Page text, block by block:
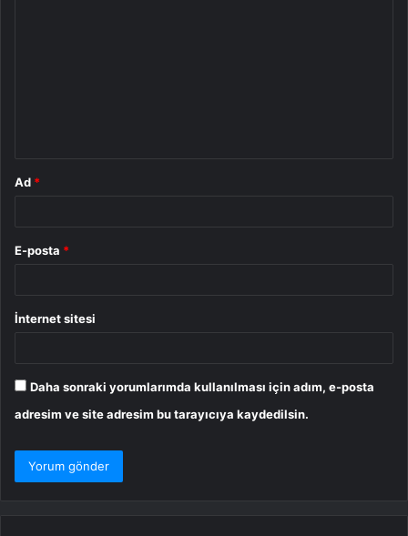
Ad *
E-posta *
İnternet sitesi
Daha sonraki yorumlarımda kullanılması için adım, e-posta
adresim ve site adresim bu tarayıcıya kaydedilsin.